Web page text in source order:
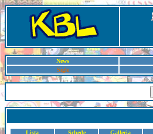
News
Sigle
Lista Schede Galleria